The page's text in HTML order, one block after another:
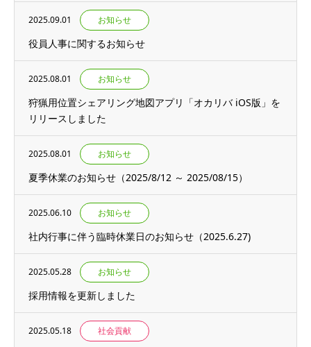
2025.09.01 お知らせ
役員人事に関するお知らせ
2025.08.01 お知らせ
狩猟用位置シェアリング地図アプリ「オカリバ iOS版」を
リリースしました
2025.08.01 お知らせ
夏季休業のお知らせ（2025/8/12 ～ 2025/08/15）
2025.06.10 お知らせ
社内行事に伴う臨時休業日のお知らせ（2025.6.27)
2025.05.28 お知らせ
採用情報を更新しました
2025.05.18 社会貢献